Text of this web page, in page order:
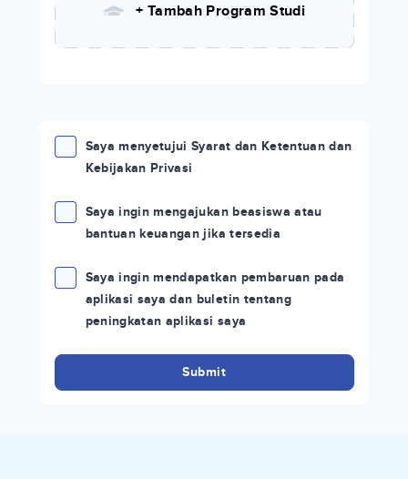
+ Tambah Program Studi
Saya menyetujui Syarat dan Ketentuan dan
Kebijakan Privasi
Saya ingin mengajukan beasiswa atau
bantuan keuangan jika tersedia
Saya ingin mendapatkan pembaruan pada
aplikasi saya dan buletin tentang
peningkatan aplikasi saya
Submit